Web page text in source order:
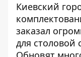
Киевский
заказал
для столовой